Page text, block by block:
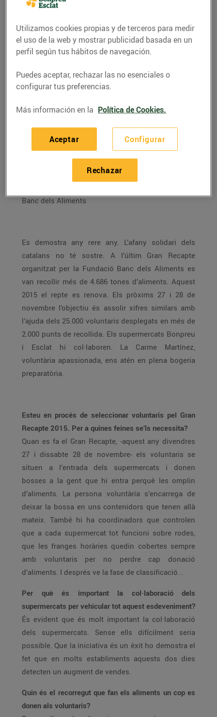
La solidaritat dels
ciutadans no té límits
10/noviembre/2015
Banc dels Aliments
Es demostra any rere any. L’afany solidari dels
catalans no té sostre. A l’últim Gran Recapte
organitzat per la Fundació Banc dels Aliments es
van recollir més de 4.686 tones d’aliments. Aquest
2015 el repte es renova. Els pròxims 27 i 28 de
novembre l’objectiu és assolir xifres similars amb
l’ajuda dels 25.000 voluntaris desplegats en més de
2.000 punts de recollida. Els supermercats Bonpreu
i Esclat hi col·laboren. La Carme Martínez,
voluntària apassionada, ens atén en plena bogeria
preparatòria.
Esteu en procés de seleccionar voluntaris pel Gran
Recapte 2015. Per a quines feines se’ls necessita?
Quan es fa el Gran Recapte, -aquest any divendres
27 i dissabte 28 de novembre- els voluntaris se
situen a l’entrada dels supermercats i donen
bosses a la gent que hi entra perquè les omplin
d’aliments. La persona voluntària s’encarrega de
deixar la bossa en uns contenidors que tenen allà
mateix. També hi ha coordinadors que controlen
que a cada supermercat tot funcioni sobre rodes,
que les franges horàries quedin cobertes sempre
amb voluntaris per no perdre cap donació
d’aliments. I després ve la fase de classificació...
Per què és important la col·laboració dels
supermercats per vehicular tot aquest esdeveniment?
És evident que és molt important la col·laboració
dels supermercats. Sense ells difícilment seria
possible. Que la iniciativa és un èxit ho demostra el
fet que en molts establiments aquests dos dies
detecten un augment de vendes.
Quin és el recorregut que fan els aliments un cop es
donen als voluntaris?
Utilizamos cookies propias y de terceros para medir
el uso de la web y mostrar publicidad basada en un
perfil según tus hábitos de navegación.
Puedes aceptar, rechazar las no esenciales o
configurar tus preferencias.
Más información en la Política de Cookies.
Configurar
Rechazar
Aceptar